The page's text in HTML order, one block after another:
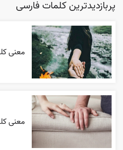
پربازدیدترین کلمات فارسی
معنی
معنی